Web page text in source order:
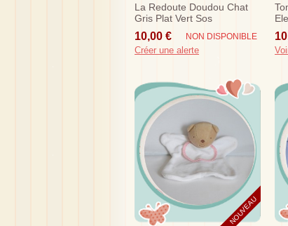
La Redoute Doudou Chat
Gris Plat Vert Sos
10,00 € NON DISPONIBLE
Créer une alerte
NOUVEAU